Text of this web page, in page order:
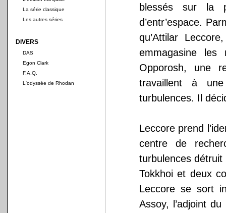
La série classique
Les autres séries
DIVERS
DAS
Egon Clark
F.A.Q.
L'odyssée de Rhodan
blessés sur la
d’entr’espace.
qu’Attilar
emmagasine les
Opporosh, une
travaillent à
turbulences. Il
Leccore prend
centre de
turbulences
Tokkhoi et deux
Leccore se sort
Assoy, l’adjoint